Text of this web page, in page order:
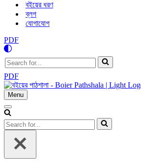
বইয়ের ধরণ
ব্লগ
যোগাযোগ
PDF
Search
for...
PDF
Menu
Navigation
Navigation
Menu
Search
for...